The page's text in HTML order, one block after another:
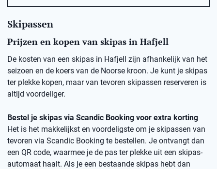
Skipassen
Prijzen en kopen van skipas in Hafjell
De kosten van een skipas in Hafjell zijn afhankelijk van het
seizoen en de koers van de Noorse kroon. Je kunt je skipas
ter plekke kopen, maar van tevoren skipassen reserveren is
altijd voordeliger.
Bestel je skipas via Scandic Booking voor extra korting
Het is het makkelijkst en voordeligste om je skipassen van
tevoren via Scandic Booking te bestellen. Je ontvangt dan
een QR code, waarmee je de pas ter plekke uit een skipas-
automaat haalt. Als je een bestaande skipas hebt dan